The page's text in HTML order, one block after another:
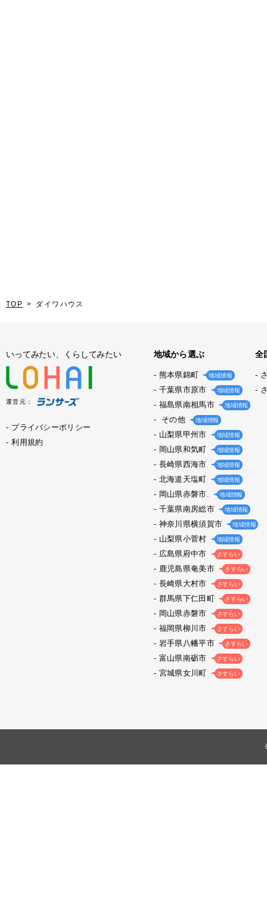
TOP ダイワハウス
いってみたい、くらしてみたい
運営元：
プライバシーポリシー
利用規約
地域から選ぶ
熊本県錦町 地域情報
千葉県市原市 地域情報
福島県南相馬市 地域情報
その他 地域情報
山梨県甲州市 地域情報
岡山県和気町 地域情報
長崎県西海市 地域情報
北海道天塩町 地域情報
岡山県赤磐市. 地域情報
千葉県南房総市 地域情報
神奈川県横須賀市 地域情報
山梨県小菅村 地域情報
広島県府中市 さすらい
鹿児島県奄美市 さすらい
長崎県大村市 さすらい
群馬県下仁田町 さすらい
岡山県赤磐市 さすらい
福岡県柳川市 さすらい
岩手県八幡平市 さすらい
富山県南砺市 さすらい
宮城県女川町 さすらい
全